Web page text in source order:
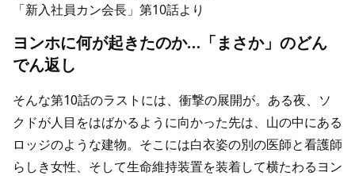
「新入社員カン会長」第10話より
ヨンホに何が起きたのか…「まさか」のどん
でん返し
そんな第10話のラストには、衝撃の展開が。ある夜、ソ
クドが人目をはばかるように向かった先は、山の中にある
ロッジのような建物。そこには白衣姿の別の医師と看護師
らしき女性、そして生命維持装置を装着して横たわるヨン